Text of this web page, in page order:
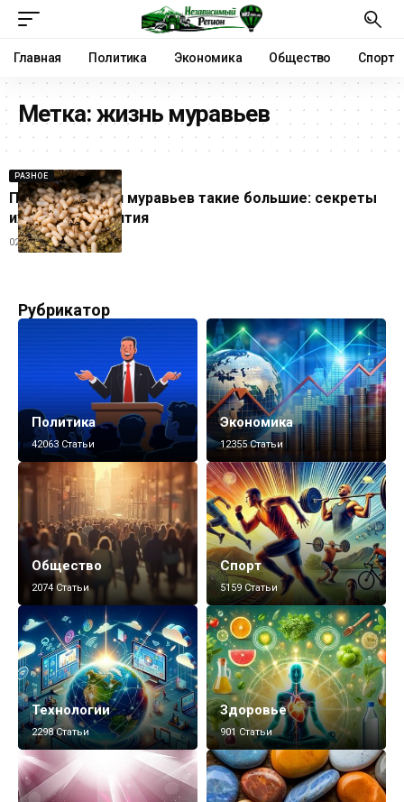
Главная Политика Экономика Общество Спорт
Метка: жизнь муравьев
РАЗНОЕ
Почему личинки муравьев такие большие: секреты
их ухода и развития
02.10.2025
Рубрикатор
Политика
42063 Статьи
Экономика
12355 Статьи
Общество
2074 Статьи
Спорт
5159 Статьи
Технологии
2298 Статьи
Здоровье
901 Статьи